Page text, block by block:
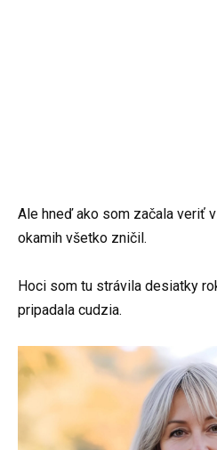
Ale hneď ako som začala veriť
okamih všetko zničil.
Hoci som tu strávila desiatky
pripadala cudzia.